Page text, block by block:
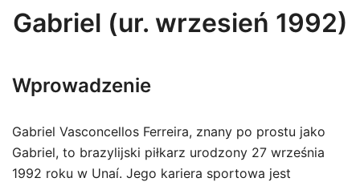
Gabriel (ur. wrzesień 1992)
Wprowadzenie
Gabriel Vasconcellos Ferreira, znany po prostu jako
Gabriel, to brazylijski piłkarz urodzony 27 września
1992 roku w Unaí. Jego kariera sportowa jest